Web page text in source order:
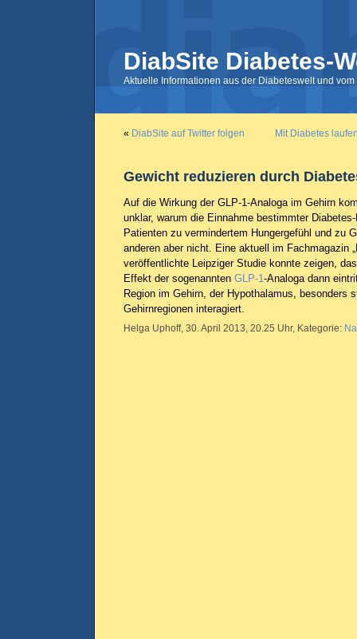
DiabSite Diabetes-
Aktuelle Informationen aus der Diabeteswelt und
« DiabSite auf Twitter folgen Mit Diabetes
Gewicht reduzieren durch
Auf die Wirkung der GLP-1-Analoga im Gehirn
unklar, warum die Einnahme bestimmter
Patienten zu vermindertem Hungergefühl und zu
anderen aber nicht. Eine aktuell im Fachmagazin
veröffentlichte Leipziger Studie konnte zeigen,
Effekt der sogenannten GLP-1-Analoga dann
Region im Gehirn, der Hypothalamus, besonders
Gehirnregionen interagiert.
Helga Uphoff, 30. April 2013, 20.25 Uhr, Kategorie: